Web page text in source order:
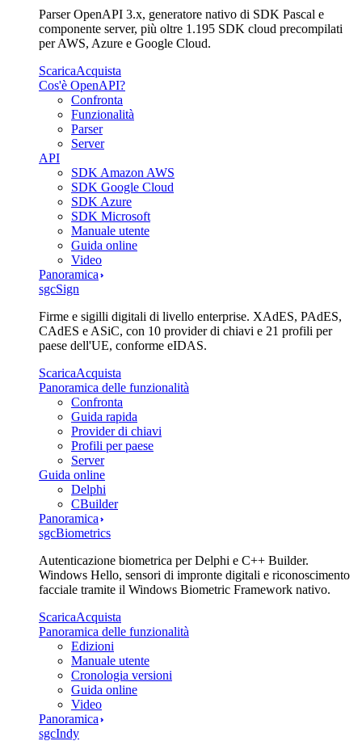
Parser OpenAPI 3.x, generatore nativo di SDK Pascal e
componente server, più oltre 1.195 SDK cloud precompilati
per AWS, Azure e Google Cloud.
ScaricaAcquista
Cos'è OpenAPI?
Confronta
Funzionalità
Parser
Server
API
SDK Amazon AWS
SDK Google Cloud
SDK Azure
SDK Microsoft
Manuale utente
Guida online
Video
Panoramica
sgcSign
Firme e sigilli digitali di livello enterprise. XAdES, PAdES,
CAdES e ASiC, con 10 provider di chiavi e 21 profili per
paese dell'UE, conforme eIDAS.
ScaricaAcquista
Panoramica delle funzionalità
Confronta
Guida rapida
Provider di chiavi
Profili per paese
Server
Guida online
Delphi
CBuilder
Panoramica
sgcBiometrics
Autenticazione biometrica per Delphi e C++ Builder.
Windows Hello, sensori di impronte digitali e riconoscimento
facciale tramite il Windows Biometric Framework nativo.
ScaricaAcquista
Panoramica delle funzionalità
Edizioni
Manuale utente
Cronologia versioni
Guida online
Video
Panoramica
sgcIndy